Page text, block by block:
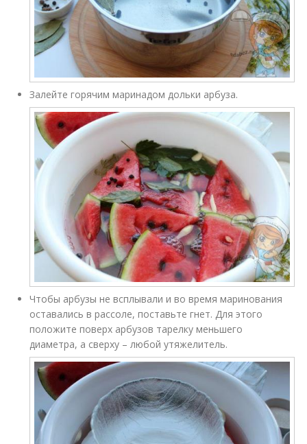
Залейте горячим маринадом дольки арбуза.
Чтобы арбузы не всплывали и во время маринования
оставались в рассоле, поставьте гнет. Для этого
положите поверх арбузов тарелку меньшего
диаметра, а сверху – любой утяжелитель.